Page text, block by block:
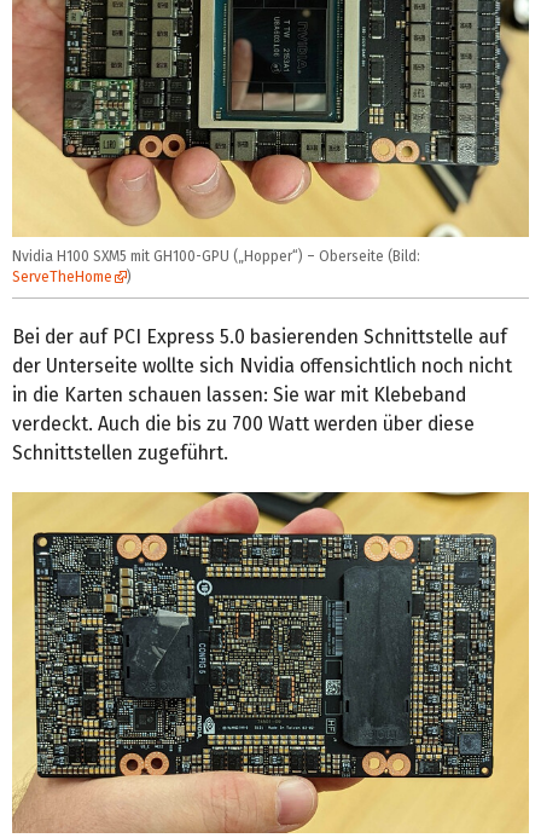
Nvidia H100 SXM5 mit GH100-GPU („Hopper“) – Oberseite (Bild:
ServeTheHome
)
Bei der auf PCI Express 5.0 basierenden Schnittstelle auf
der Unterseite wollte sich Nvidia offensichtlich noch nicht
in die Karten schauen lassen: Sie war mit Klebeband
verdeckt. Auch die bis zu 700 Watt werden über diese
Schnittstellen zugeführt.